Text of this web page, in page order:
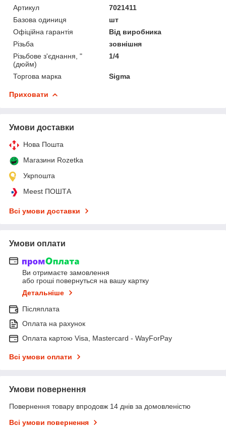
Артикул
7021411
Базова одиниця
шт
Офіційна гарантія
Від виробника
Різьба
зовнішня
Різьбове з'єднання, "
(дюйм)
1/4
Торгова марка Sigma
Приховати
Умови доставки
Нова Пошта
Магазини Rozetka
Укрпошта
Meest ПОШТА
Всі умови доставки
Умови оплати
Ви отримаєте замовлення
або гроші повернуться на вашу картку
Детальніше
Післяплата
Оплата на рахунок
Оплата картою Visa, Mastercard - WayForPay
Всі умови оплати
Умови повернення
Повернення товару впродовж 14 днів за домовленістю
Всі умови повернення